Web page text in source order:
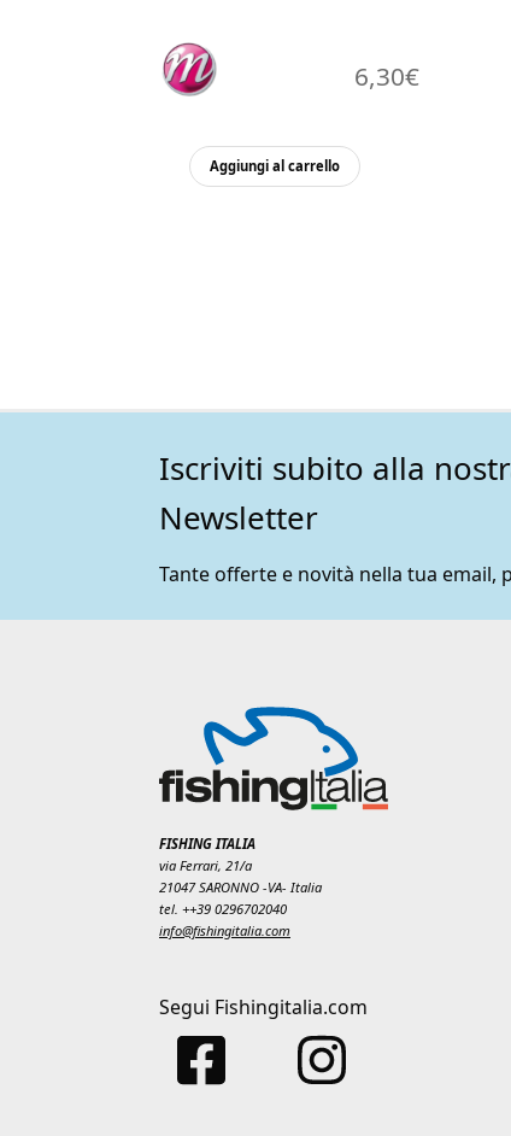
6,30€
Aggiungi al carrello
Iscriviti subito alla
Newsletter
Tante offerte e novità nella tua email,
FISHING ITALIA
via Ferrari, 21/a
21047 SARONNO -VA- Italia
tel. ++39 0296702040
info@fishingitalia.com
Segui Fishingitalia.com